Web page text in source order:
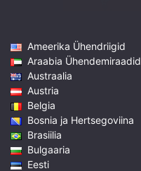
Ameerika Ühendriigid
Araabia Ühendemiraadid
Austraalia
Austria
Belgia
Bosnia ja Hertsegoviina
Brasiilia
Bulgaaria
Eesti